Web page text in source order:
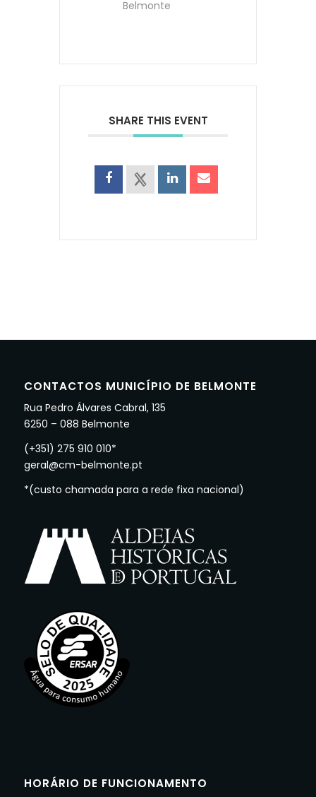
Belmonte
SHARE THIS EVENT
CONTACTOS MUNICÍPIO DE BELMONTE
Rua Pedro Álvares Cabral, 135
6250 – 088 Belmonte
(+351) 275 910 010*
geral@cm-belmonte.pt
*(custo chamada para a rede fixa nacional)
HORÁRIO DE FUNCIONAMENTO